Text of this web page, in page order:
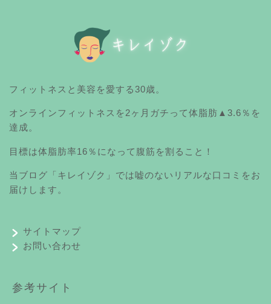
フィットネスと美容を愛する30歳。
オンラインフィットネスを2ヶ月ガチって体脂肪▲3.6％を
達成。
目標は体脂肪率16％になって腹筋を割ること！
当ブログ「キレイゾク」では嘘のないリアルな口コミをお
届けします。
サイトマップ
お問い合わせ
参考サイト